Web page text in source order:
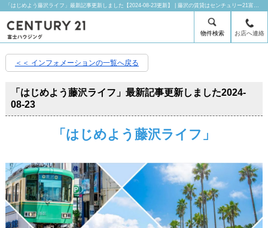
「はじめよう藤沢ライフ」最新記事更新しました【2024-08-23更新】 | 藤沢の賃貸はセンチュリー21富士ハウジングにお任せ下さい！
物件検索 お店へ連絡
＜＜ インフォメーションの一覧へ戻る
「はじめよう藤沢ライフ」最新記事更新しました2024-
08-23
「はじめよう藤沢ライフ」